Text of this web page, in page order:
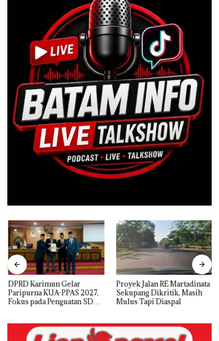
DPRD Karimun Gelar
Paripurna KUA-PPAS 2027,
Fokus pada Penguatan SDM,
Proyek Jalan RE Martadinata
Sekupang Dikritik, Masih
Mulus Tapi Diaspal